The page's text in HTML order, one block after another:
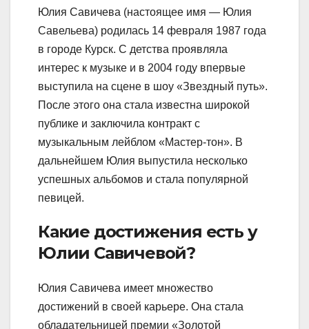
Юлия Савичева (настоящее имя — Юлия
Савельева) родилась 14 февраля 1987 года
в городе Курск. С детства проявляла
интерес к музыке и в 2004 году впервые
выступила на сцене в шоу «Звездный путь».
После этого она стала известна широкой
публике и заключила контракт с
музыкальным лейблом «Мастер-тон». В
дальнейшем Юлия выпустила несколько
успешных альбомов и стала популярной
певицей.
Какие достижения есть у
Юлии Савичевой?
Юлия Савичева имеет множество
достижений в своей карьере. Она стала
обладательницей премии «Золотой